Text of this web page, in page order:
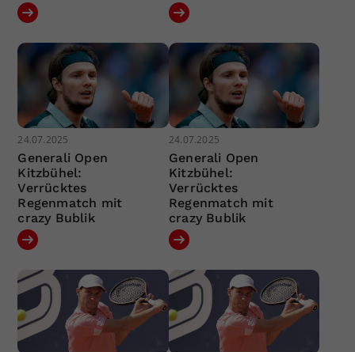
24.07.2025
Generali Open
Kitzbühel:
Verrücktes
Regenmatch mit
crazy Bublik
24.07.2025
Generali Open
Kitzbühel:
Verrücktes
Regenmatch mit
crazy Bublik